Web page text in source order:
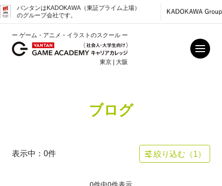
バンタンはKADOKAWA（東証プライム上場）
のグループ会社です。
ー ゲーム・アニメ・イラストのスクール ー
東京 | 大阪
ブログ
表示中： 0件 絞り込む（1）
0件中0件表示